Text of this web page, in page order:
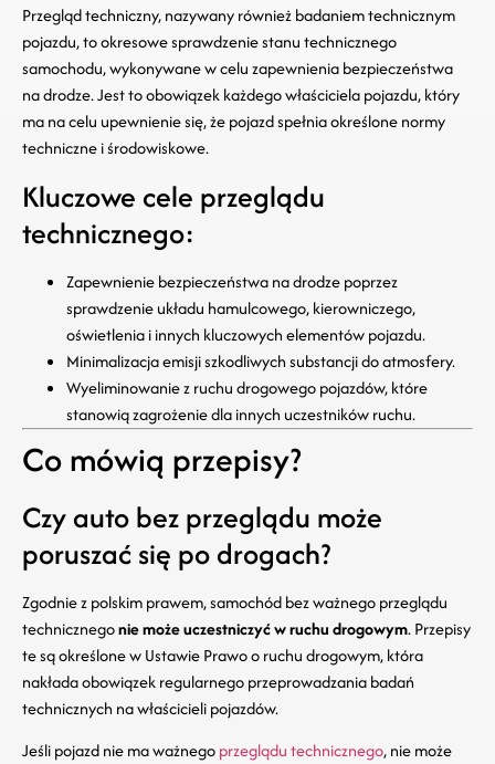
Przegląd techniczny, nazywany również badaniem technicznym
pojazdu, to okresowe sprawdzenie stanu technicznego
samochodu, wykonywane w celu zapewnienia bezpieczeństwa
na drodze. Jest to obowiązek każdego właściciela pojazdu, który
ma na celu upewnienie się, że pojazd spełnia określone normy
techniczne i środowiskowe.
Kluczowe cele przeglądu
technicznego:
Zapewnienie bezpieczeństwa na drodze poprzez
sprawdzenie układu hamulcowego, kierowniczego,
oświetlenia i innych kluczowych elementów pojazdu.
Minimalizacja emisji szkodliwych substancji do atmosfery.
Wyeliminowanie z ruchu drogowego pojazdów, które
stanowią zagrożenie dla innych uczestników ruchu.
Co mówią przepisy?
Czy auto bez przeglądu może
poruszać się po drogach?
Zgodnie z polskim prawem, samochód bez ważnego przeglądu
technicznegonie może uczestniczyć w ruchu drogowym. Przepisy
te są określone w Ustawie Prawo o ruchu drogowym, która
nakłada obowiązek regularnego przeprowadzania badań
technicznych na właścicieli pojazdów.
Jeśli pojazd nie ma ważnegoprzeglądu technicznego, nie może